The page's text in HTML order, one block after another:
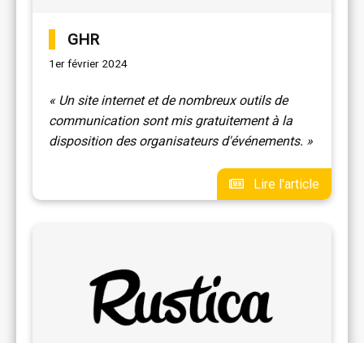
GHR
1er février 2024
« Un site internet et de nombreux outils de
communication sont mis gratuitement à la
disposition des organisateurs d'événements. »
Lire l'article